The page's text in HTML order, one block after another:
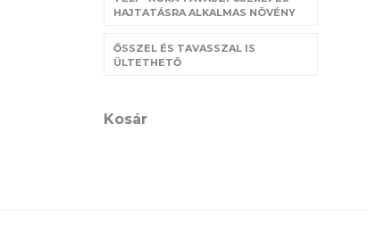
HAJTATÁSRA ALKALMAS NÖVÉNY
ŐSSZEL ÉS TAVASSZAL IS
ÜLTETHETŐ
Kosár